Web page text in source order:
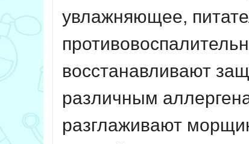
увлажняющее,
восстанавливают
различным
разглаживают